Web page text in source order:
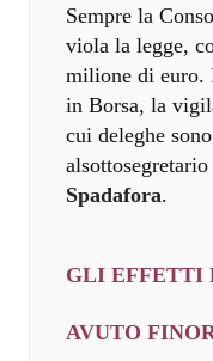
Sempre la
viola la legge,
milione di euro.
in Borsa, la
cui deleghe
Spadafora.
GLI EFFETTI
AVUTO